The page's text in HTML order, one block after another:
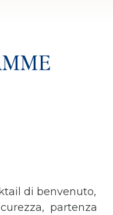
di benvenuto,
partenza